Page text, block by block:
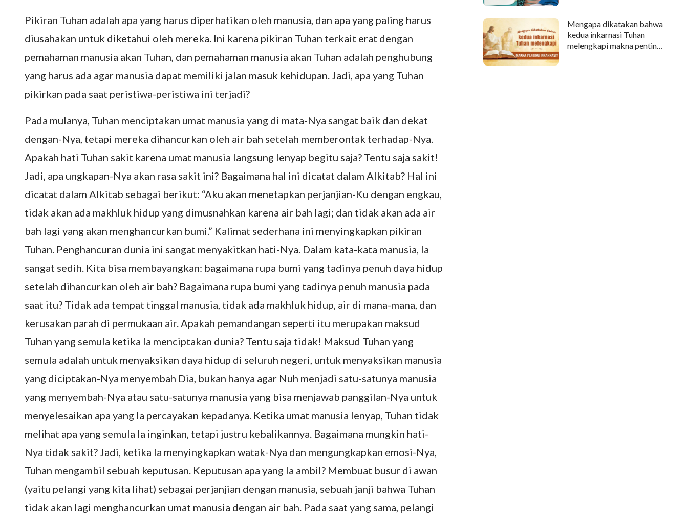
Pikiran Tuhan adalah apa yang harus diperhatikan oleh manusia, dan apa yang paling harus
diusahakan untuk diketahui oleh mereka. Ini karena pikiran Tuhan terkait erat dengan
pemahaman manusia akan Tuhan, dan pemahaman manusia akan Tuhan adalah penghubung
yang harus ada agar manusia dapat memiliki jalan masuk kehidupan. Jadi, apa yang Tuhan
pikirkan pada saat peristiwa-peristiwa ini terjadi?
Pada mulanya, Tuhan menciptakan umat manusia yang di mata-Nya sangat baik dan dekat
dengan-Nya, tetapi mereka dihancurkan oleh air bah setelah memberontak terhadap-Nya.
Apakah hati Tuhan sakit karena umat manusia langsung lenyap begitu saja? Tentu saja sakit!
Jadi, apa ungkapan-Nya akan rasa sakit ini? Bagaimana hal ini dicatat dalam Alkitab? Hal ini
dicatat dalam Alkitab sebagai berikut: “Aku akan menetapkan perjanjian-Ku dengan engkau,
tidak akan ada makhluk hidup yang dimusnahkan karena air bah lagi; dan tidak akan ada air
bah lagi yang akan menghancurkan bumi.” Kalimat sederhana ini menyingkapkan pikiran
Tuhan. Penghancuran dunia ini sangat menyakitkan hati-Nya. Dalam kata-kata manusia, Ia
sangat sedih. Kita bisa membayangkan: bagaimana rupa bumi yang tadinya penuh daya hidup
setelah dihancurkan oleh air bah? Bagaimana rupa bumi yang tadinya penuh manusia pada
saat itu? Tidak ada tempat tinggal manusia, tidak ada makhluk hidup, air di mana-mana, dan
kerusakan parah di permukaan air. Apakah pemandangan seperti itu merupakan maksud
Tuhan yang semula ketika Ia menciptakan dunia? Tentu saja tidak! Maksud Tuhan yang
semula adalah untuk menyaksikan daya hidup di seluruh negeri, untuk menyaksikan manusia
yang diciptakan-Nya menyembah Dia, bukan hanya agar Nuh menjadi satu-satunya manusia
yang menyembah-Nya atau satu-satunya manusia yang bisa menjawab panggilan-Nya untuk
menyelesaikan apa yang Ia percayakan kepadanya. Ketika umat manusia lenyap, Tuhan tidak
melihat apa yang semula Ia inginkan, tetapi justru kebalikannya. Bagaimana mungkin hati-
Nya tidak sakit? Jadi, ketika Ia menyingkapkan watak-Nya dan mengungkapkan emosi-Nya,
Tuhan mengambil sebuah keputusan. Keputusan apa yang Ia ambil? Membuat busur di awan
(yaitu pelangi yang kita lihat) sebagai perjanjian dengan manusia, sebuah janji bahwa Tuhan
tidak akan lagi menghancurkan umat manusia dengan air bah. Pada saat yang sama, pelangi
Mengapa dikatakan bahwa
kedua inkarnasi Tuhan
melengkapi makna penting